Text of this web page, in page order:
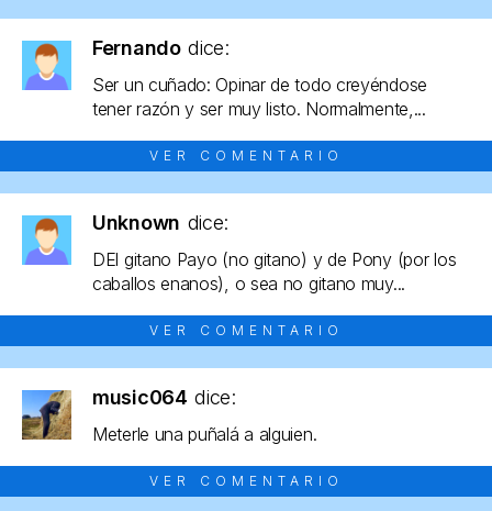
Fernando dice:
Ser un cuñado: Opinar de todo creyéndose
tener razón y ser muy listo. Normalmente,...
VER COMENTARIO
Unknown dice:
DEl gitano Payo (no gitano) y de Pony (por los
caballos enanos), o sea no gitano muy...
VER COMENTARIO
music064 dice:
Meterle una puñalá a alguien.
VER COMENTARIO